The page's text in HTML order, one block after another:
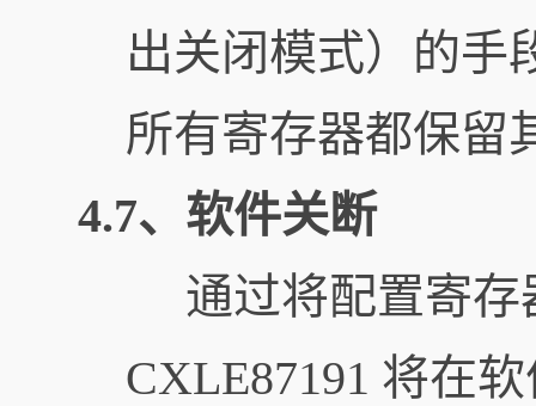
出关闭模式）的手
所有寄存器都保留
4.7、软件关断
通过将配置寄存
CXLE87191 将在